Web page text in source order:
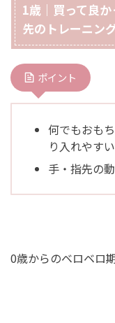
1歳｜買って良
先のトレーニン
ポイント
何でもおも
り入れやすい
手・指先の
0歳からのベロベロ